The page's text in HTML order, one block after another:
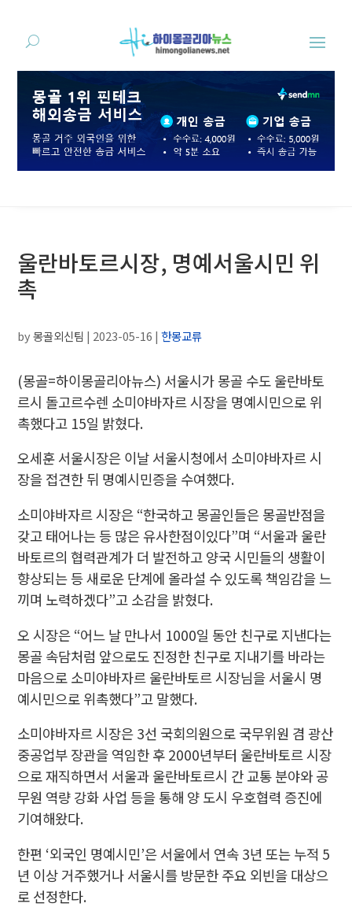
울란바토르시장, 명예서울시민 위
촉
by몽골외신팀 | 2023-05-16 |한몽교류
(몽골=하이몽골리아뉴스) 서울시가 몽골 수도 울란바토
르시 돌고르수렌 소미야바자르 시장을 명예시민으로 위
촉했다고 15일 밝혔다.
오세훈 서울시장은 이날 서울시청에서 소미야바자르 시
장을 접견한 뒤 명예시민증을 수여했다.
소미야바자르 시장은 “한국하고 몽골인들은 몽골반점을
갖고 태어나는 등 많은 유사한점이있다”며 “서울과 울란
바토르의 협력관계가 더 발전하고 양국 시민들의 생활이
향상되는 등 새로운 단계에 올라설 수 있도록 책임감을 느
끼며 노력하겠다”고 소감을 밝혔다.
오 시장은 “어느 날 만나서 1000일 동안 친구로 지낸다는
몽골 속담처럼 앞으로도 진정한 친구로 지내기를 바라는
마음으로 소미야바자르 울란바토르 시장님을 서울시 명
예시민으로 위촉했다”고 말했다.
소미야바자르 시장은 3선 국회의원으로 국무위원 겸 광산
중공업부 장관을 역임한 후 2000년부터 울란바토르 시장
으로 재직하면서 서울과 울란바토르시 간 교통 분야와 공
무원 역량 강화 사업 등을 통해 양 도시 우호협력 증진에
기여해왔다.
한편 ‘외국인 명예시민’은 서울에서 연속 3년 또는 누적 5
년 이상 거주했거나 서울시를 방문한 주요 외빈을 대상으
로 선정한다.